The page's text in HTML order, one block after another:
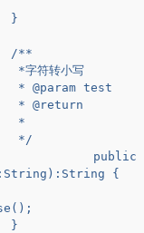
		}
		/**
		 *字符转小写
		 * @param test
		 * @return
		 *
		 */
{
		}